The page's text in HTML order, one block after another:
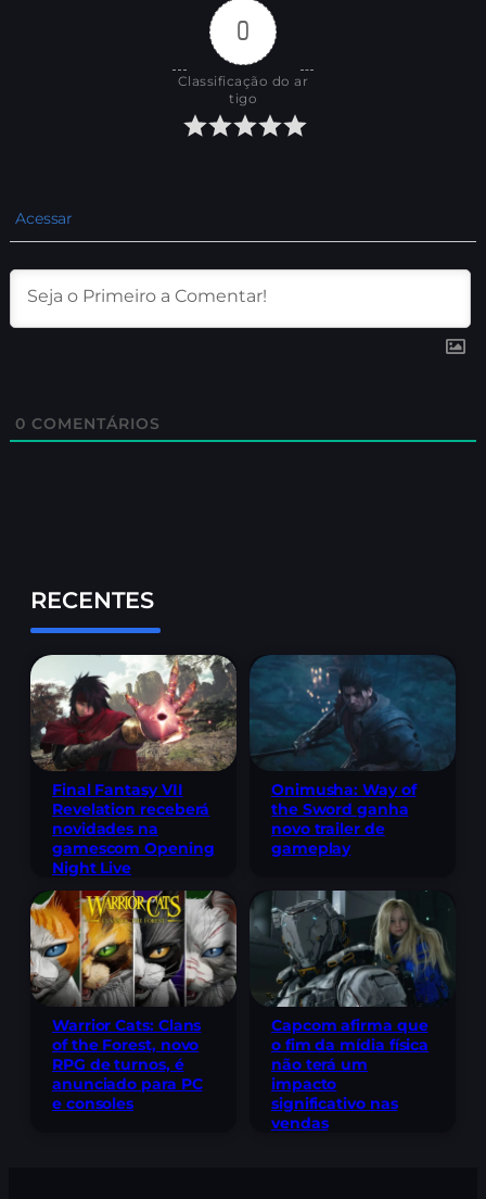
0
Classificação do ar
tigo
Acessar
0 COMENTÁRIOS
RECENTES
Final Fantasy VII
Revelation receberá
novidades na
gamescom Opening
Night Live
Onimusha: Way of
the Sword ganha
novo trailer de
gameplay
Warrior Cats: Clans
of the Forest, novo
RPG de turnos, é
anunciado para PC
e consoles
Capcom afirma que
o fim da mídia física
não terá um
impacto
significativo nas
vendas